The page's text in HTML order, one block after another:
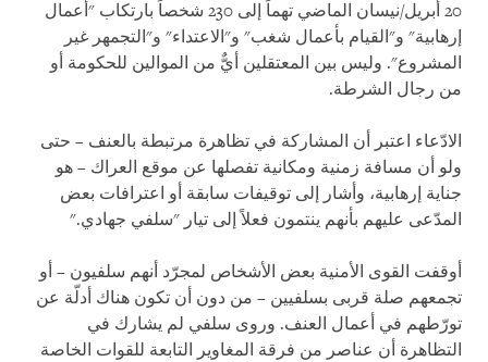
20 أبريل/نيسان الماضي تهماً إلى 230 شخصاً بارتكاب "أعمال
إرهابية" و"القيام بأعمال شغب" و"الاعتداء" و"التجمهر غير
المشروع". وليس بين المعتقلين أيٌّ من الموالين للحكومة أو
من رجال الشرطة.
الادّعاء اعتبر أن المشاركة في تظاهرة مرتبطة بالعنف – حتى
ولو أن مسافة زمنية ومكانية تفصلها عن موقع العراك – هو
جناية إرهابية، وأشار إلى توقيفات سابقة أو اعترافات بعض
المدّعى عليهم بأنهم ينتمون فعلاً إلى تيار "سلفي جهادي".
أوقفت القوى الأمنية بعض الأشخاص لمجرّد أنهم سلفيون – أو
تجمعهم صلة قربى بسلفيين – من دون أن تكون هناك أدلّة عن
تورّطهم في أعمال العنف. وروى سلفي لم يشارك في
التظاهرة أن عناصر من فرقة المغاوير التابعة للقوات الخاصة